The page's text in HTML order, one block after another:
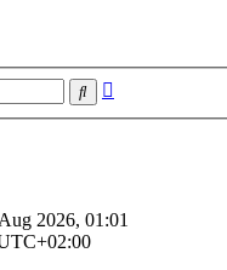
Suche
2026, 01:01